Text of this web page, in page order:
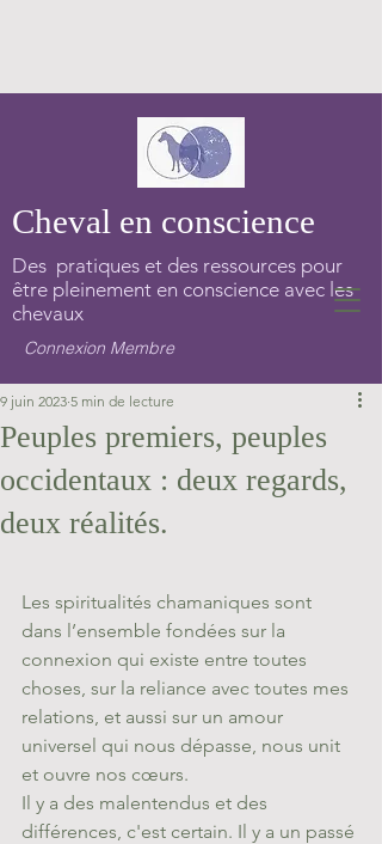
Cheval en conscience
Des pratiques et des ressources pour
être pleinement en conscience avec les
chevaux
Connexion Membre
Peuples premiers, peuples
occidentaux : deux regards,
deux réalités.
9 juin 2023 5 min de lecture
Les spiritualités chamaniques sont
dans l’ensemble fondées sur la
connexion qui existe entre toutes
choses, sur la reliance avec toutes mes
relations, et aussi sur un amour
universel qui nous dépasse, nous unit
et ouvre nos cœurs.
Il y a des malentendus et des
différences, c'est certain. Il y a un passé